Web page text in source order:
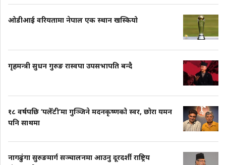
ओडीआई वरियतामा नेपाल एक स्थान खस्कियो
गृहमन्त्री सुधन गुरुङ रास्वपा उपसभापति बन्दै
१८ वर्षपछि ‘पलेँटी’मा गुञ्जिने मदनकृष्णको स्वर, छोरा यमन
पनि साथमा
नागढुंगा सुरुङमार्ग सञ्चालनमा आउनु दूरदर्शी राष्ट्रिय